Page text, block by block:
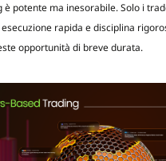
è potente ma inesorabile. Solo i
rapida e disciplina
opportunità di breve durata.